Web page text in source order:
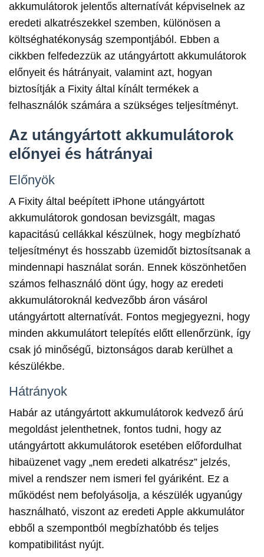
akkumulátorok jelentős alternatívát képviselnek az
eredeti alkatrészekkel szemben, különösen a
költséghatékonyság szempontjából. Ebben a
cikkben felfedezzük az utángyártott akkumulátorok
előnyeit és hátrányait, valamint azt, hogyan
biztosítják a Fixity által kínált termékek a
felhasználók számára a szükséges teljesítményt.
Az utángyártott akkumulátorok
előnyei és hátrányai
Előnyök
A Fixity által beépített iPhone utángyártott
akkumulátorok gondosan bevizsgált, magas
kapacitású cellákkal készülnek, hogy megbízható
teljesítményt és hosszabb üzemidőt biztosítsanak a
mindennapi használat során. Ennek köszönhetően
számos felhasználó dönt úgy, hogy az eredeti
akkumulátoroknál kedvezőbb áron vásárol
utángyártott alternatívát. Fontos megjegyezni, hogy
minden akkumulátort telepítés előtt ellenőrzünk, így
csak jó minőségű, biztonságos darab kerülhet a
készülékbe.
Hátrányok
Habár az utángyártott akkumulátorok kedvező árú
megoldást jelenthetnek, fontos tudni, hogy az
utángyártott akkumulátorok esetében előfordulhat
hibaüzenet vagy „nem eredeti alkatrész” jelzés,
mivel a rendszer nem ismeri fel gyáriként. Ez a
működést nem befolyásolja, a készülék ugyanúgy
használható, viszont az eredeti Apple akkumulátor
ebből a szempontból megbízhatóbb és teljes
kompatibilitást nyújt.